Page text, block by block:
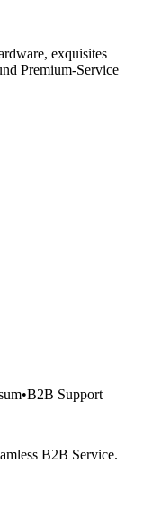
exquisites
Premium-Service
•B2B Support
B2B Service.